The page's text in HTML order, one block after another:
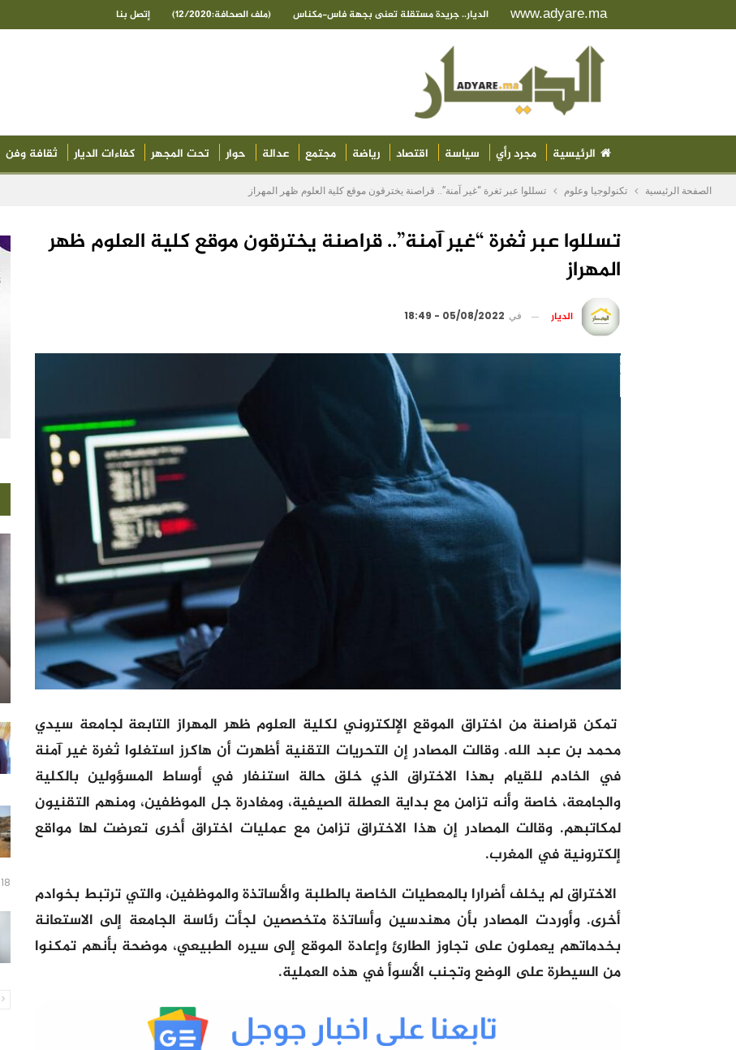
www.adyare.ma الديار.. جريدة مستقلة تعنى بجهة فاس-مكناس (ملف الصحافة:12/2020) إتصل بنا
الرئيسية مجرد رأي سياسة اقتصاد رياضة مجتمع عدالة حوار تحت المجهر كفاءات الديار ثقافة وفن
الصفحة الرئيسية تكنولوجيا وعلوم تسللوا عبر ثغرة “غير آمنة”.. قراصنة يخترقون موقع كلية العلوم ظهر المهراز
تسللوا عبر ثغرة “غير آمنة”.. قراصنة يخترقون موقع كلية العلوم ظهر
المهراز
الديار في 05/08/2022 - 18:49
تمكن قراصنة من اختراق الموقع الإلكتروني لكلية العلوم ظهر المهراز التابعة لجامعة سيدي
محمد بن عبد الله. وقالت المصادر إن التحريات التقنية أظهرت أن هاكرز استغلوا ثغرة غير آمنة
في الخادم للقيام بهذا الاختراق الذي خلق حالة استنفار في أوساط المسؤولين بالكلية
والجامعة، خاصة وأنه تزامن مع بداية العطلة الصيفية، ومغادرة جل الموظفين، ومنهم التقنيون
لمكاتبهم. وقالت المصادر إن هذا الاختراق تزامن مع عمليات اختراق أخرى تعرضت لها مواقع
إلكترونية في المغرب.
الاختراق لم يخلف أضرارا بالمعطيات الخاصة بالطلبة والأساتذة والموظفين، والتي ترتبط بخوادم
أخرى. وأوردت المصادر بأن مهندسين وأساتذة متخصصين لجأت رئاسة الجامعة إلى الاستعانة
بخدماتهم يعملون على تجاوز الطارئ وإعادة الموقع إلى سيره الطبيعي، موضحة بأنهم تمكنوا
من السيطرة على الوضع وتجنب الأسوأ في هذه العملية.
18 ساعة منذ